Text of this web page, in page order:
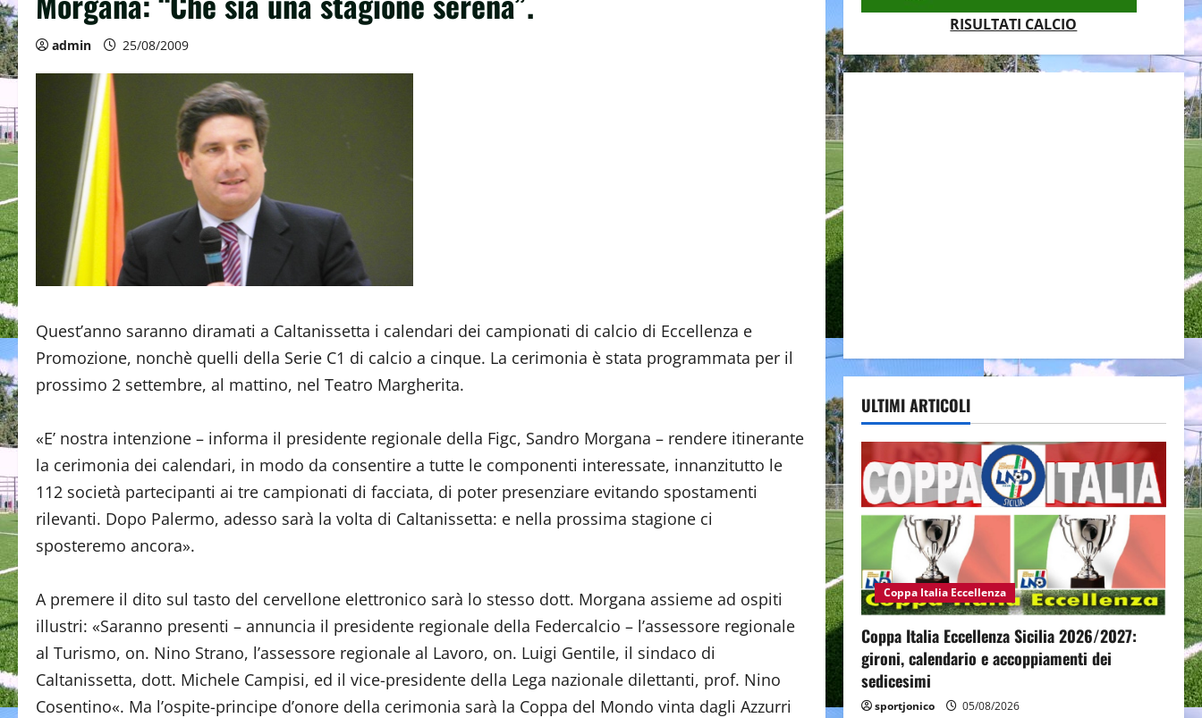
admin 25/08/2009
Quest’anno saranno diramati a Caltanissetta i calendari dei campionati di calcio di Eccellenza e
Promozione, nonchè quelli della Serie C1 di calcio a cinque. La cerimonia è stata programmata per il
prossimo 2 settembre, al mattino, nel Teatro Margherita.
«E’ nostra intenzione – informa il presidente regionale della Figc, Sandro Morgana – rendere itinerante
la cerimonia dei calendari, in modo da consentire a tutte le componenti interessate, innanzitutto le
112 società partecipanti ai tre campionati di facciata, di poter presenziare evitando spostamenti
rilevanti. Dopo Palermo, adesso sarà la volta di Caltanissetta: e nella prossima stagione ci
sposteremo ancora».
A premere il dito sul tasto del cervellone elettronico sarà lo stesso dott. Morgana assieme ad ospiti
illustri: «Saranno presenti – annuncia il presidente regionale della Federcalcio – l’assessore regionale
al Turismo, on. Nino Strano, l’assessore regionale al Lavoro, on. Luigi Gentile, il sindaco di
Caltanissetta, dott. Michele Campisi, ed il vice-presidente della Lega nazionale dilettanti, prof. Nino
Cosentino«. Ma l’ospite-principe d’onore della cerimonia sarà la Coppa del Mondo vinta dagli Azzurri
RISULTATI CALCIO
ULTIMI ARTICOLI
Coppa Italia Eccellenza
Coppa Italia Eccellenza Sicilia 2026/2027:
gironi, calendario e accoppiamenti dei
sedicesimi
sportjonico 05/08/2026